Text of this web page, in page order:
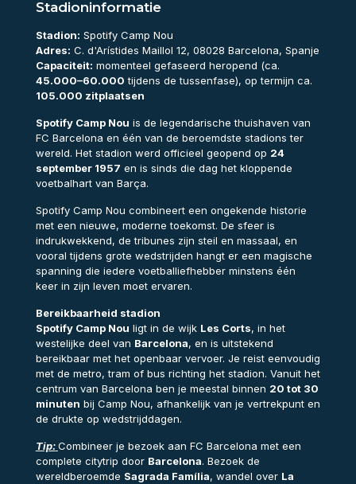
Stadioninformatie
Stadion: Spotify Camp Nou
Adres: C. d'Arístides Maillol 12, 08028 Barcelona, Spanje
Capaciteit: momenteel gefaseerd heropend (ca.
45.000–60.000 tijdens de tussenfase), op termijn ca.
105.000 zitplaatsen
Spotify Camp Nou is de legendarische thuishaven van
FC Barcelona en één van de beroemdste stadions ter
wereld. Het stadion werd officieel geopend op 24
september 1957 en is sinds die dag het kloppende
voetbalhart van Barça.
Spotify Camp Nou combineert een ongekende historie
met een nieuwe, moderne toekomst. De sfeer is
indrukwekkend, de tribunes zijn steil en massaal, en
vooral tijdens grote wedstrijden hangt er een magische
spanning die iedere voetballiefhebber minstens één
keer in zijn leven moet ervaren.
Bereikbaarheid stadion
Spotify Camp Nou ligt in de wijk Les Corts, in het
westelijke deel van Barcelona, en is uitstekend
bereikbaar met het openbaar vervoer. Je reist eenvoudig
met de metro, tram of bus richting het stadion. Vanuit het
centrum van Barcelona ben je meestal binnen 20 tot 30
minuten bij Camp Nou, afhankelijk van je vertrekpunt en
de drukte op wedstrijddagen.
Tip: Combineer je bezoek aan FC Barcelona met een
complete citytrip door Barcelona. Bezoek de
wereldberoemde Sagrada Família, wandel over La